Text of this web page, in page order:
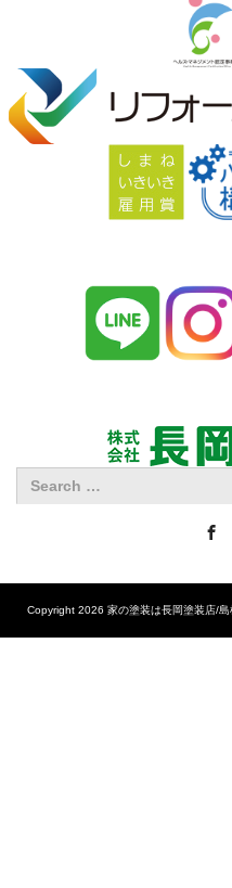
Copyright 2026 家の塗装は長岡塗装店/